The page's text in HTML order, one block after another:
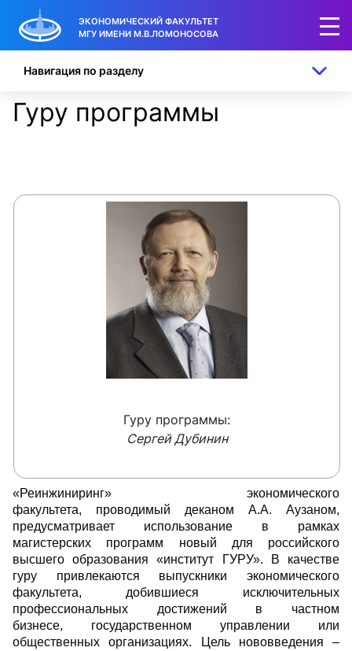
ЭКОНОМИЧЕСКИЙ ФАКУЛЬТЕТ
МГУ ИМЕНИ М.В.ЛОМОНОСОВА
Гуру программы
Навигация по разделу
Гуру программы:
Сергей Дубинин
«Реинжиниринг» экономического
факультета, проводимый деканом А.А. Аузаном,
предусматривает использование в рамках
магистерских программ новый для российского
высшего образования «институт ГУРУ». В качестве
гуру привлекаются выпускники экономического
факультета, добившиеся исключительных
профессиональных достижений в частном
бизнесе, государственном управлении или
общественных организациях. Цель нововведения –